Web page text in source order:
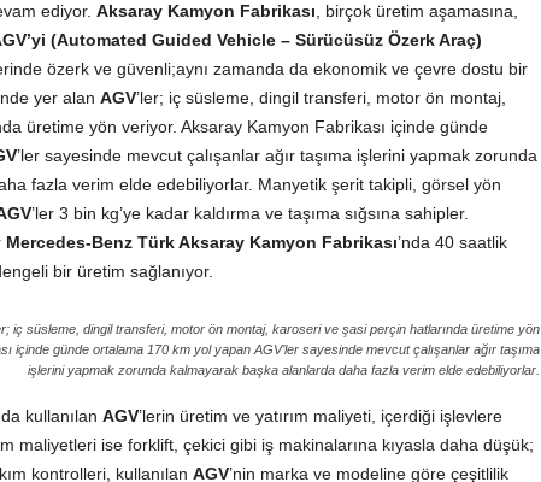
ediyor. Aksaray Kamyon Fabrikası , birçok üretim aşamasına,
(Automated Guided Vehicle – Sürücüsüz Özerk Araç)
özerk ve güvenli;aynı zamanda da ekonomik ve çevre dostu bir
yer alan AGV’ler; iç süsleme, dingil transferi, motor ön montaj,
üretime yön veriyor. Aksaray Kamyon Fabrikası içinde günde
’ler sayesinde mevcut çalışanlar ağır taşıma işlerini yapmak zorunda
fazla verim elde edebiliyorlar. Manyetik şerit takipli, görsel yön
’ler 3 bin kg’ye kadar kaldırma ve taşıma sığsına sahipler.
Mercedes-Benz Türk Aksaray Kamyon Fabrikası’nda 40 saatlik
bir üretim sağlanıyor.
iç süsleme, dingil transferi, motor ön montaj, karoseri ve şasi perçin hatlarında üretime yön
içinde günde ortalama 170 km yol yapan AGV’ler sayesinde mevcut çalışanlar ağır taşıma
işlerini yapmak zorunda kalmayarak başka alanlarda daha fazla verim elde edebiliyorlar.
kullanılan AGV’lerin üretim ve yatırım maliyeti, içerdiği işlevlere
maliyetleri ise forklift, çekici gibi iş makinalarına kıyasla daha düşük;
kontrolleri, kullanılan AGV’nin marka ve modeline göre çeşitlilik